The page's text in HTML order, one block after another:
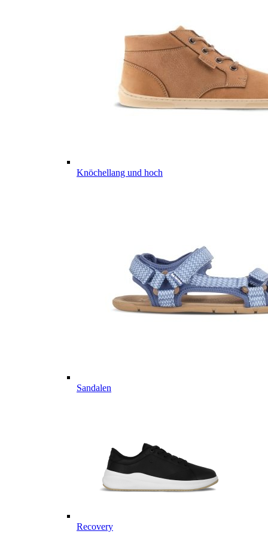
Knöchellang und hoch
Sandalen
Recovery